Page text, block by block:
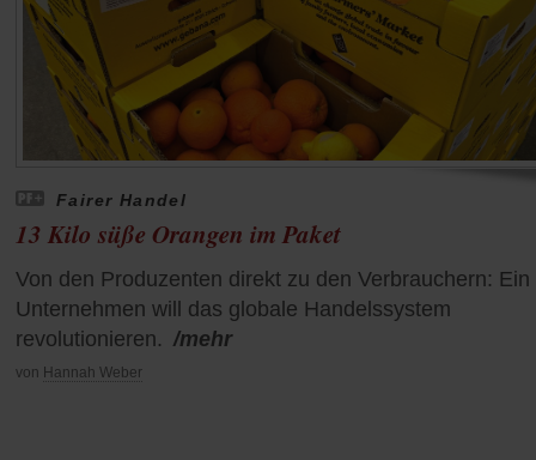
Fairer Handel
13 Kilo süße Orangen im Paket
Von den Produzenten direkt zu den Verbrauchern: Ein
Unternehmen will das globale Handelssystem
revolutionieren. /mehr
von Hannah Weber